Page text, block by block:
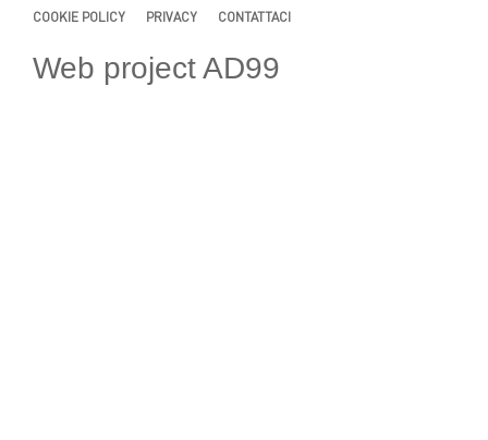
COOKIE POLICY PRIVACY CONTATTACI
Web project AD99